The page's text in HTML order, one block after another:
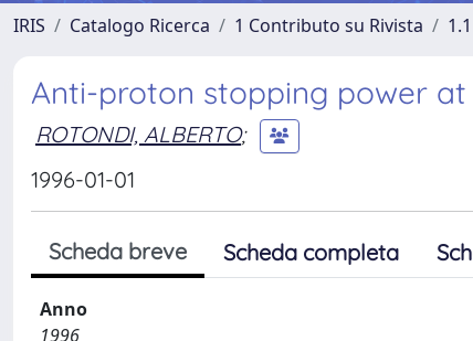
IRIS Catalogo Ricerca 1 Contributo su Rivista
Anti-proton stopping power
ROTONDI, ALBERTO;
1996-01-01
Scheda breve Scheda completa
Anno
1996